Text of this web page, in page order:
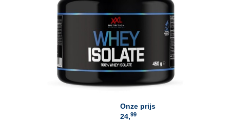
Onze prijs
24,99